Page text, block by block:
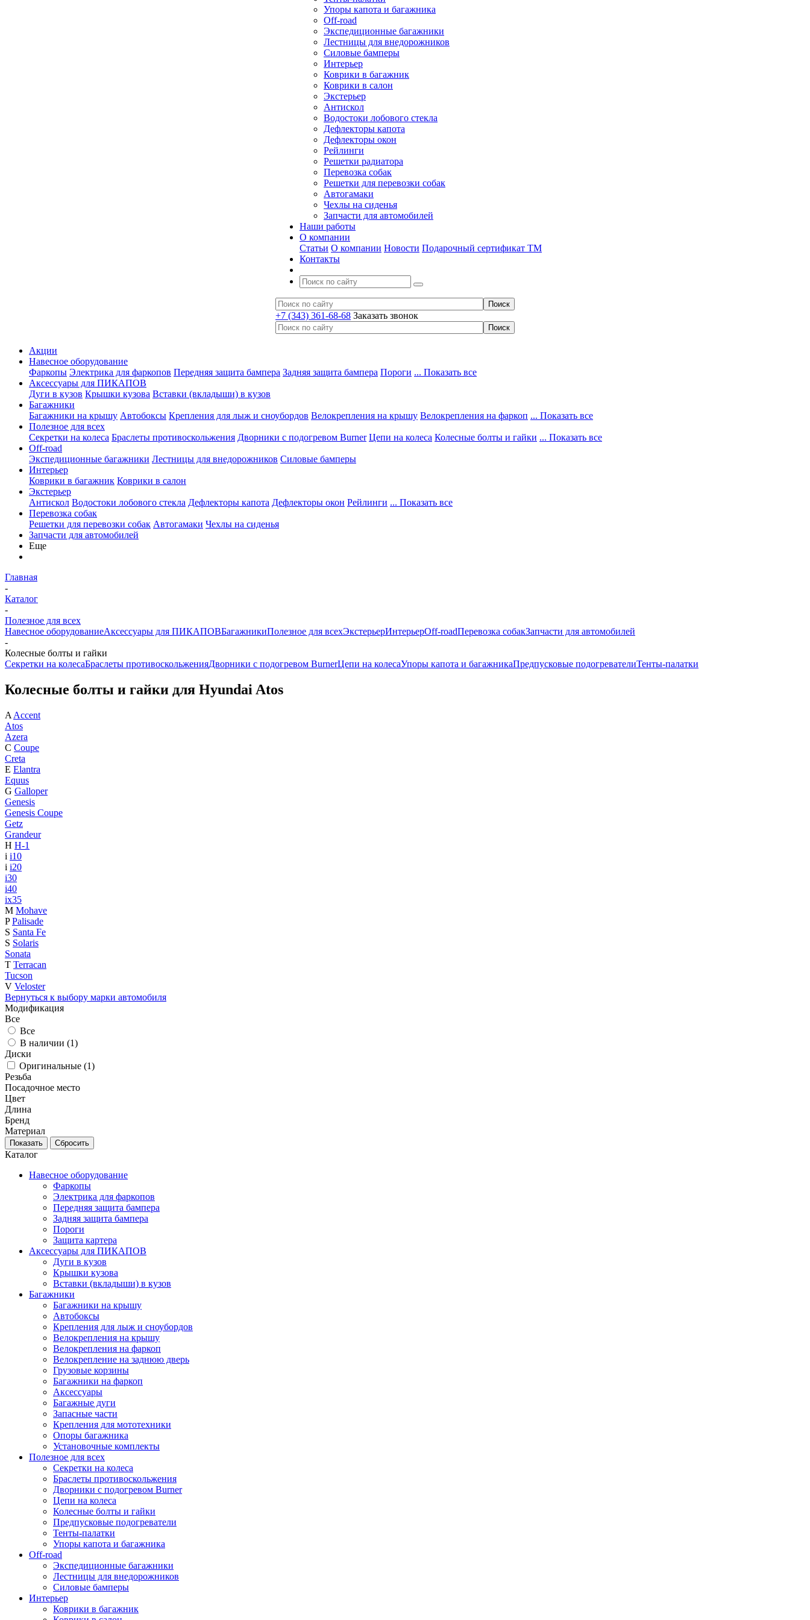
Упоры капота и багажника
Off-road
Экспедиционные багажники
Лестницы для внедорожников
Силовые бамперы
Интерьер
Коврики в багажник
Коврики в салон
Экстерьер
Антискол
Водостоки лобового стекла
Дефлекторы капота
Дефлекторы окон
Рейлинги
Решетки радиатора
Перевозка собак
Решетки для перевозки собак
Автогамаки
Чехлы на сиденья
Запчасти для автомобилей
Наши работы
О компании
Статьи О компании Новости Подарочный сертификат ТМ
Контакты
+7 (343) 361-68-68 Заказать звонок
Акции
Навесное оборудование
Фаркопы Электрика для фаркопов Передняя защита бампера Задняя защита бампера Пороги ... Показать все
Аксессуары для ПИКАПОВ
Дуги в кузов Крышки кузова Вставки (вкладыши) в кузов
Багажники
Багажники на крышу Автобоксы Крепления для лыж и сноубордов Велокрепления на крышу Велокрепления на фаркоп ... Показать все
Полезное для всех
Секретки на колеса Браслеты противоскольжения Дворники с подогревом Burner Цепи на колеса Колесные болты и гайки ... Показать все
Off-road
Экспедиционные багажники Лестницы для внедорожников Силовые бамперы
Интерьер
Коврики в багажник Коврики в салон
Экстерьер
Антискол Водостоки лобового стекла Дефлекторы капота Дефлекторы окон Рейлинги ... Показать все
Перевозка собак
Решетки для перевозки собак Автогамаки Чехлы на сиденья
Запчасти для автомобилей
Еще
Главная
-
Каталог
-
Полезное для всех
Навесное оборудованиеАксессуары для ПИКАПОВБагажникиПолезное для всехЭкстерьерИнтерьерOff-roadПеревозка собакЗапчасти для автомобилей
-
Колесные болты и гайки
Секретки на колесаБраслеты противоскольженияДворники с подогревом BurnerЦепи на колесаУпоры капота и багажникаПредпусковые подогревателиТенты-палатки
Колесные болты и гайки для Hyundai Atos
A Accent
Atos
Azera
C Coupe
Creta
E Elantra
Equus
G Galloper
Genesis
Genesis Coupe
Getz
Grandeur
H H-1
i i10
i i20
i30
i40
ix35
M Mohave
P Palisade
S Santa Fe
S Solaris
Sonata
T Terracan
Tucson
V Veloster
Вернуться к выбору марки автомобиля
Модификация
Все
Все
В наличии (1)
Диски
Оригинальные (1)
Резьба
Посадочное место
Цвет
Длина
Бренд
Материал
Каталог
Навесное оборудование
Фаркопы
Электрика для фаркопов
Передняя защита бампера
Задняя защита бампера
Пороги
Защита картера
Аксессуары для ПИКАПОВ
Дуги в кузов
Крышки кузова
Вставки (вкладыши) в кузов
Багажники
Багажники на крышу
Автобоксы
Крепления для лыж и сноубордов
Велокрепления на крышу
Велокрепления на фаркоп
Велокрепление на заднюю дверь
Грузовые корзины
Багажники на фаркоп
Аксессуары
Багажные дуги
Запасные части
Крепления для мототехники
Опоры багажника
Установочные комплекты
Полезное для всех
Секретки на колеса
Браслеты противоскольжения
Дворники с подогревом Burner
Цепи на колеса
Колесные болты и гайки
Предпусковые подогреватели
Тенты-палатки
Упоры капота и багажника
Off-road
Экспедиционные багажники
Лестницы для внедорожников
Силовые бамперы
Интерьер
Коврики в багажник